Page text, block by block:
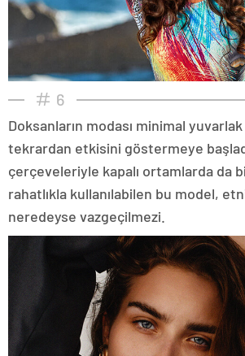
6
Doksanların modası minimal
tekrardan etkisini göstermeye
çerçeveleriyle kapalı ortamlarda da
rahatlıkla kullanılabilen bu model,
neredeyse vazgeçilmezi.